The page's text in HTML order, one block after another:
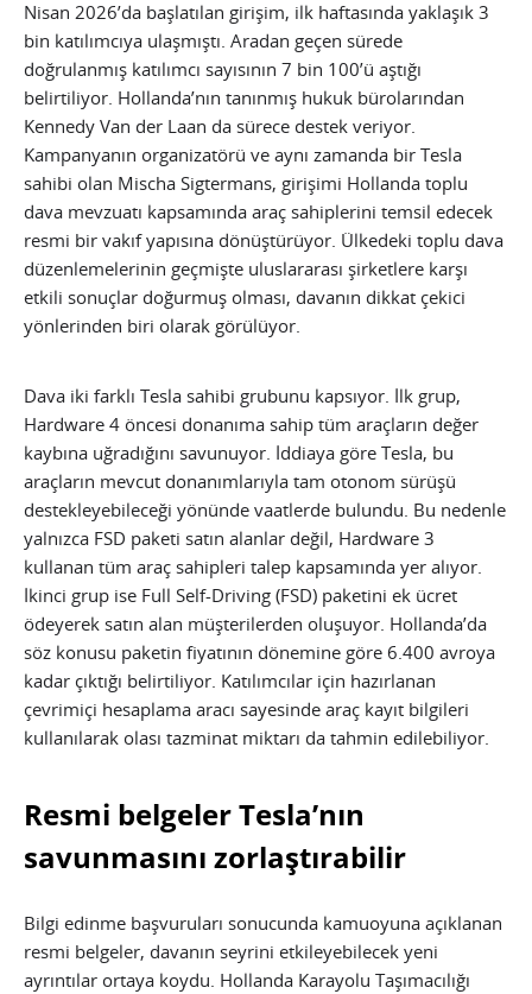
Nisan 2026’da başlatılan girişim, ilk haftasında yaklaşık 3
bin katılımcıya ulaşmıştı. Aradan geçen sürede
doğrulanmış katılımcı sayısının 7 bin 100’ü aştığı
belirtiliyor. Hollanda’nın tanınmış hukuk bürolarından
Kennedy Van der Laan da sürece destek veriyor.
Kampanyanın organizatörü ve aynı zamanda bir Tesla
sahibi olan Mischa Sigtermans, girişimi Hollanda toplu
dava mevzuatı kapsamında araç sahiplerini temsil edecek
resmi bir vakıf yapısına dönüştürüyor. Ülkedeki toplu dava
düzenlemelerinin geçmişte uluslararası şirketlere karşı
etkili sonuçlar doğurmuş olması, davanın dikkat çekici
yönlerinden biri olarak görülüyor.
Dava iki farklı Tesla sahibi grubunu kapsıyor. İlk grup,
Hardware 4 öncesi donanıma sahip tüm araçların değer
kaybına uğradığını savunuyor. İddiaya göre Tesla, bu
araçların mevcut donanımlarıyla tam otonom sürüşü
destekleyebileceği yönünde vaatlerde bulundu. Bu nedenle
yalnızca FSD paketi satın alanlar değil, Hardware 3
kullanan tüm araç sahipleri talep kapsamında yer alıyor.
İkinci grup ise Full Self-Driving (FSD) paketini ek ücret
ödeyerek satın alan müşterilerden oluşuyor. Hollanda’da
söz konusu paketin fiyatının dönemine göre 6.400 avroya
kadar çıktığı belirtiliyor. Katılımcılar için hazırlanan
çevrimiçi hesaplama aracı sayesinde araç kayıt bilgileri
kullanılarak olası tazminat miktarı da tahmin edilebiliyor.
Resmi belgeler Tesla’nın
savunmasını zorlaştırabilir
Bilgi edinme başvuruları sonucunda kamuoyuna açıklanan
resmi belgeler, davanın seyrini etkileyebilecek yeni
ayrıntılar ortaya koydu. Hollanda Karayolu Taşımacılığı